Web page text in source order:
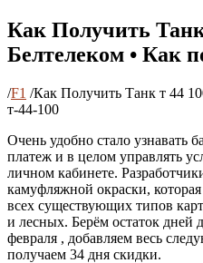
Как Получить
Белтелеком • Как
/F1 /Как Получить Танк т 44
т-44-100
Очень удобно стало узнавать
платеж и в целом управлять
личном кабинете.
камуфляжной окраски,
всех существующих типов
и лесных. Берём остаток дней
февраля , добавляем весь
получаем 34 дня скидки.